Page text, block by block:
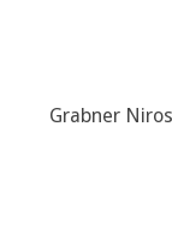
Grabner